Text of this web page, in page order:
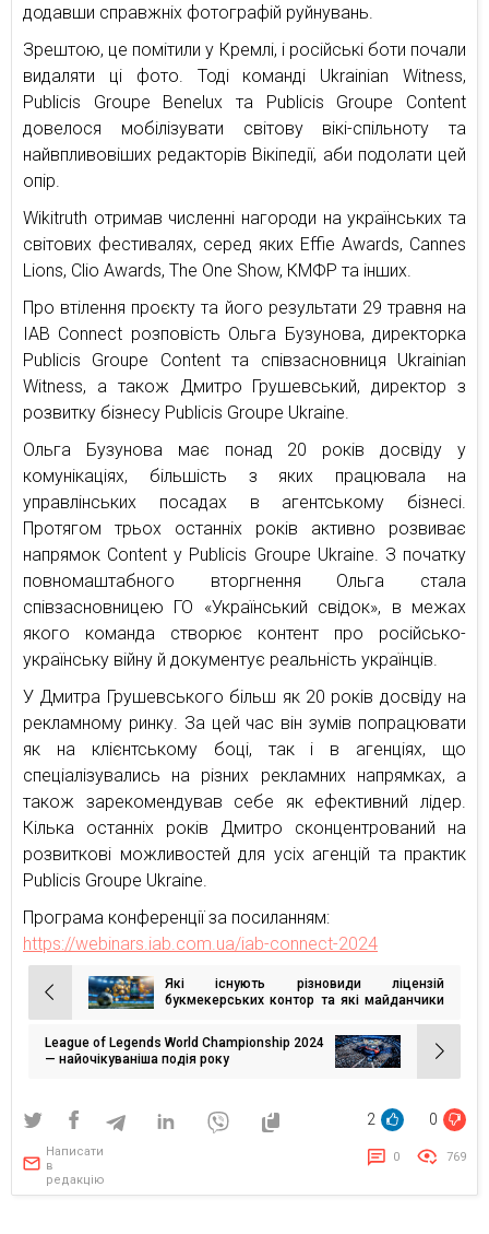
додавши справжніх фотографій руйнувань.
Зрештою, це помітили у Кремлі, і російські боти почали
видаляти ці фото. Тоді команді Ukrainian Witness,
Publicis Groupe Benelux та Publicis Groupe Content
довелося мобілізувати світову вікі-спільноту та
найвпливовіших редакторів Вікіпедії, аби подолати цей
опір.
Wikitruth отримав численні нагороди на українських та
світових фестивалях, серед яких Effie Awards, Cannes
Lions, Clio Awards, The One Show, КМФР та інших.
Про втілення проєкту та його результати 29 травня на
IAB Connect розповість Ольга Бузунова, директорка
Publicis Groupe Content та співзасновниця Ukrainian
Witness, а також Дмитро Грушевський, директор з
розвитку бізнесу Publicis Groupe Ukraine.
Ольга Бузунова має понад 20 років досвіду у
комунікаціях, більшість з яких працювала на
управлінських посадах в агентському бізнесі.
Протягом трьох останніх років активно розвиває
напрямок Content y Publicis Groupe Ukraine. З початку
повномаштабного вторгнення Ольга стала
співзасновницею ГО «Український свідок», в межах
якого команда створює контент про російсько-
українську війну й документує реальність українців.
У Дмитра Грушевського більш як 20 років досвіду на
рекламному ринку. За цей час він зумів попрацювати
як на клієнтському боці, так і в агенціях, що
спеціалізувались на різних рекламних напрямках, а
також зарекомендував себе як ефективний лідер.
Кілька останніх років Дмитро сконцентрований на
розвиткові можливостей для усіх агенцій та практик
Publicis Groupe Ukraine.
Програма конференції за посиланням:
https://webinars.iab.com.ua/iab-connect-2024
Навігація
записів
Які існують різновиди ліцензій
букмекерських контор та які майданчики
League of Legends World Championship 2024
— найочікуваніша подія року
2 0
Написати
в
редакцію
0 769